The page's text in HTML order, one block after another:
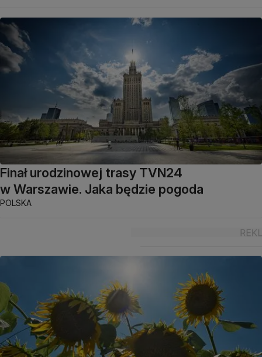
Finał urodzinowej trasy TVN24
w Warszawie. Jaka będzie pogoda
POLSKA